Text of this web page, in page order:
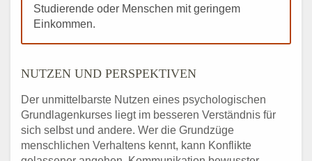
Studierende oder Menschen mit geringem
Einkommen.
NUTZEN UND PERSPEKTIVEN
Der unmittelbarste Nutzen eines psychologischen
Grundlagenkurses liegt im besseren Verständnis für
sich selbst und andere. Wer die Grundzüge
menschlichen Verhaltens kennt, kann Konflikte